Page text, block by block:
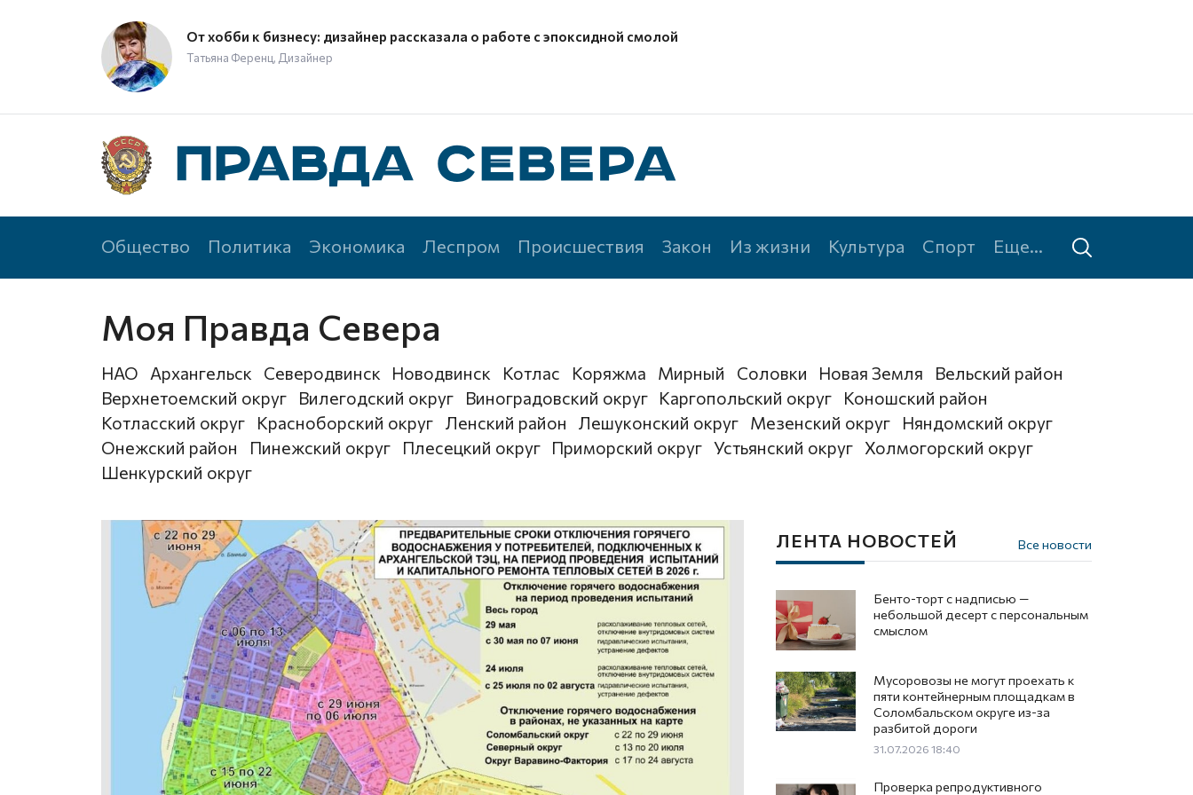
От хобби к бизнесу: дизайнер рассказала о работе с эпоксидной смолой
Татьяна Ференц, Дизайнер
Общество Политика Экономика Леспром Происшествия Закон Из жизни Культура Спорт Еще...
Моя Правда Севера
НАО Архангельск Северодвинск Новодвинск Котлас Коряжма Мирный Соловки Новая Земля
Вельский район
Верхнетоемский округ
Вилегодский округ Виноградовский округ Каргопольский округ
Коношский район
Котласский округ
Красноборский округ Ленский район Лешуконский округ Мезенский округ
Няндомский округ
Онежский район
Пинежский округ Плесецкий округ Приморский округ Устьянский округ Холмогорский округ
Шенкурский округ
ЛЕНТА НОВОСТЕЙ Все новости
Бенто-торт с надписью —
небольшой десерт с персональным
смыслом
31.07.2026 18:40
Мусоровозы не могут проехать к
пяти контейнерным площадкам в
Соломбальском округе из-за
разбитой дороги
Проверка репродуктивного